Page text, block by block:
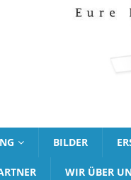
BILDER
WIR ÜBER